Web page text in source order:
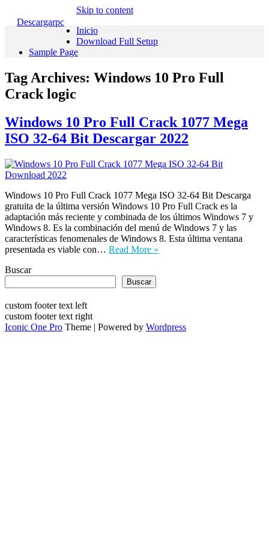
Descargarpc
Skip to content
Inicio
Download Full Setup
Sample Page
Tag Archives: Windows 10 Pro Full
Crack logic
Windows 10 Pro Full Crack 1077 Mega
ISO 32-64 Bit Descargar 2022
Windows 10 Pro Full Crack 1077 Mega ISO 32-64 Bit Descarga
gratuita de la última versión Windows 10 Pro Full Crack es la
adaptación más reciente y combinada de los últimos Windows 7 y
Windows 8. Es la combinación del menú de Windows 7 y las
características fenomenales de Windows 8. Esta última ventana
presentada es viable con… Read More »
Buscar
Buscar
custom footer text left
custom footer text right
Iconic One Pro Theme | Powered by Wordpress